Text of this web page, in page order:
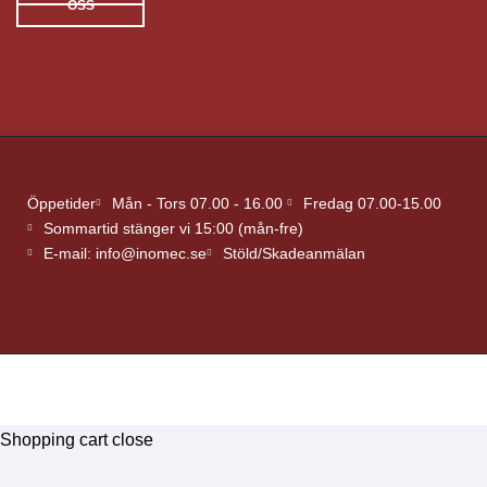
OSS
Öppetider Mån - Tors 07.00 - 16.00
Fredag 07.00-15.00
Sommartid stänger vi 15:00 (mån-fre)
E-mail: info@inomec.se
Stöld/Skadeanmälan
Shopping cart close